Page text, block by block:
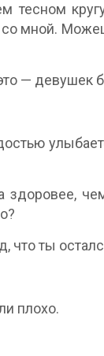
тесном
мной.
— девушек
здоровее,
что ты
плохо.